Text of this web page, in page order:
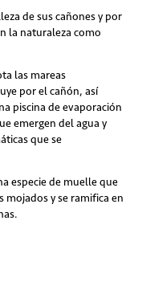
de sus cañones y por
la naturaleza como
las mareas
por el cañón, así
piscina de evaporación
emergen del agua y
que se
especie de muelle que
mojados y se ramifica en